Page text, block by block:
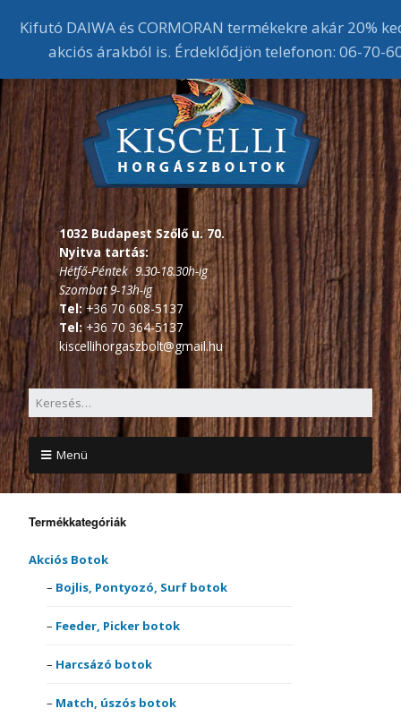
1032 Budapest Szőlő u. 70.
Nyitva tartás:
Hétfő-Péntek 9.30-18.30h-ig
Szombat 9-13h-ig
Tel:+36 70 608-5137
Tel: +36 70 364-5137
kiscellihorgaszbolt@gmail.hu
Menü
Termékkategóriák
Akciós Botok
Bojlis, Pontyozó, Surf botok
Feeder, Picker botok
Harcsázó botok
Match, úszós botok
Kifutó DAIWA és CORMORAN termékekre akár 20%
akciós árakból is. Érdeklődjön telefonon: 06-70-